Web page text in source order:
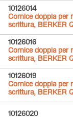
10126014
Cornice doppia per
scrittura, BERKER
10126016
Cornice doppia per
scrittura, BERKER
10126019
Cornice doppia per
scrittura, BERKER
10126020